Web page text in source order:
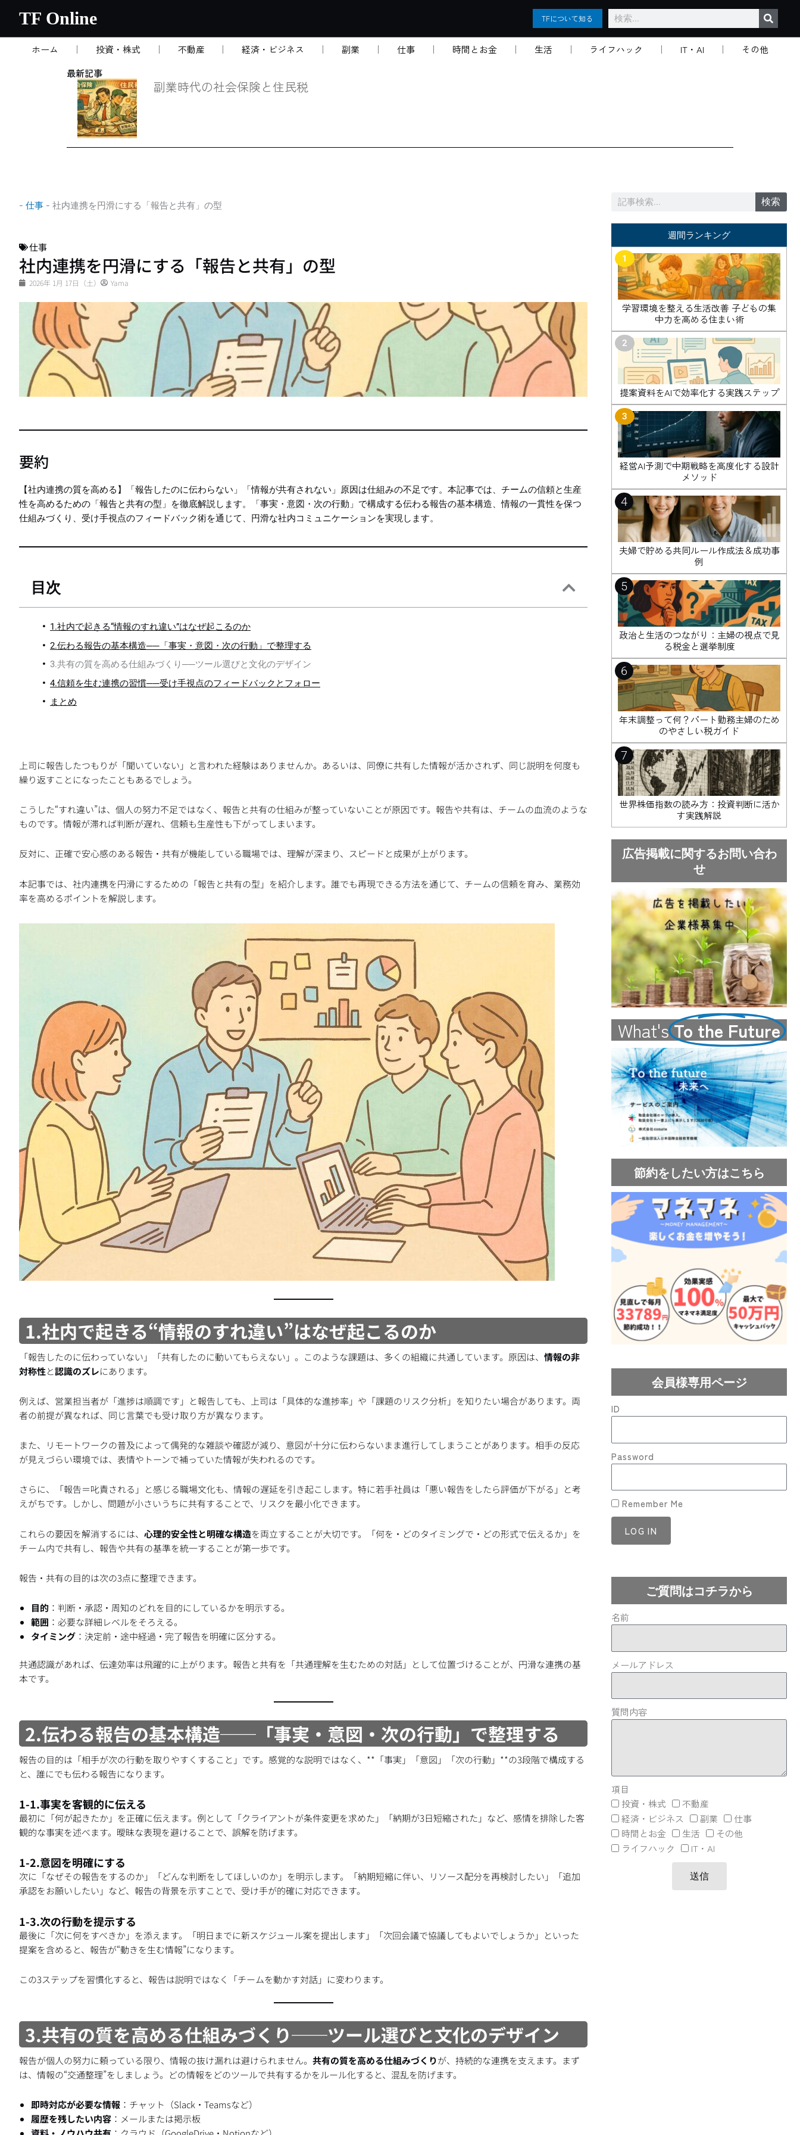
を
TF Online TFについて知る
検
索
ホーム 投資・株式 不動産 経済・ビジネス 副業 仕事 時間とお金 生活 ライフハック IT・AI
その他
最新記事
副業時代の社会保険と住民税
- 仕事 - 社内連携を円滑にする「報告と共有」の型
仕事
社内連携を円滑にする「報告と共有」の型
2026年 1月 17日（土） Yama
要約
【社内連携の質を高める】「報告したのに伝わらない」「情報が共有されない」原因は仕組みの不足です。本記事では、チームの信頼と生産
性を高めるための「報告と共有の型」を徹底解説します。「事実・意図・次の行動」で構成する伝わる報告の基本構造、情報の一貫性を保つ
仕組みづくり、受け手視点のフィードバック術を通じて、円滑な社内コミュニケーションを実現します。
目次
1.社内で起きる“情報のすれ違い”はなぜ起こるのか
2.伝わる報告の基本構造──「事実・意図・次の行動」で整理する
3.共有の質を高める仕組みづくり──ツール選びと文化のデザイン
4.信頼を生む連携の習慣──受け手視点のフィードバックとフォロー
まとめ
上司に報告したつもりが「聞いていない」と言われた経験はありませんか。あるいは、同僚に共有した情報が活かされず、同じ説明を何度も
繰り返すことになったこともあるでしょう。
こうした“すれ違い”は、個人の努力不足ではなく、報告と共有の仕組みが整っていないことが原因です。報告や共有は、チームの血流のような
ものです。情報が滞れば判断が遅れ、信頼も生産性も下がってしまいます。
反対に、正確で安心感のある報告・共有が機能している職場では、理解が深まり、スピードと成果が上がります。
本記事では、社内連携を円滑にするための「報告と共有の型」を紹介します。誰でも再現できる方法を通じて、チームの信頼を育み、業務効
率を高めるポイントを解説します。
1.社内で起きる“情報のすれ違い”はなぜ起こるのか
「報告したのに伝わっていない」「共有したのに動いてもらえない」。このような課題は、多くの組織に共通しています。原因は、 情報の非
対称性と認識のズレにあります。
例えば、営業担当者が「進捗は順調です」と報告しても、上司は「具体的な進捗率」や「課題のリスク分析」を知りたい場合があります。両
者の前提が異なれば、同じ言葉でも受け取り方が異なります。
また、リモートワークの普及によって偶発的な雑談や確認が減り、意図が十分に伝わらないまま進行してしまうことがあります。相手の反応
が見えづらい環境では、表情やトーンで補っていた情報が失われるのです。
さらに、「報告＝叱責される」と感じる職場文化も、情報の遅延を引き起こします。特に若手社員は「悪い報告をしたら評価が下がる」と考
えがちです。しかし、問題が小さいうちに共有することで、リスクを最小化できます。
これらの要因を解消するには、 心理的安全性と明確な構造を両立することが大切です。「何を・どのタイミングで・どの形式で伝えるか」を
チーム内で共有し、報告や共有の基準を統一することが第一歩です。
報告・共有の目的は次の3点に整理できます。
目的 ：判断・承認・周知のどれを目的にしているかを明示する。
範囲 ：必要な詳細レベルをそろえる。
タイミング ：決定前・途中経過・完了報告を明確に区分する。
共通認識があれば、伝達効率は飛躍的に上がります。報告と共有を「共通理解を生むための対話」として位置づけることが、円滑な連携の基
本です。
2.伝わる報告の基本構造──「事実・意図・次の行動」で整理する
報告の目的は「相手が次の行動を取りやすくすること」です。感覚的な説明ではなく、**「事実」「意図」「次の行動」**の3段階で構成する
と、誰にでも伝わる報告になります。
1-1.事実を客観的に伝える
最初に「何が起きたか」を正確に伝えます。例として「クライアントが条件変更を求めた」「納期が3日短縮された」など、感情を排除した客
観的な事実を述べます。曖昧な表現を避けることで、誤解を防げます。
1-2.意図を明確にする
次に「なぜその報告をするのか」「どんな判断をしてほしいのか」を明示します。「納期短縮に伴い、リソース配分を再検討したい」「追加
承認をお願いしたい」など、報告の背景を示すことで、受け手が的確に対応できます。
1-3.次の行動を提示する
最後に「次に何をすべきか」を添えます。「明日までに新スケジュール案を提出します」「次回会議で協議してもよいでしょうか」といった
提案を含めると、報告が“動きを生む情報”になります。
この3ステップを習慣化すると、報告は説明ではなく「チームを動かす対話」に変わります。
3.共有の質を高める仕組みづくり──ツール選びと文化のデザイン
報告が個人の努力に頼っている限り、情報の抜け漏れは避けられません。 共有の質を高める仕組みづくりが、持続的な連携を支えます。まず
は、情報の“交通整理”をしましょう。どの情報をどのツールで共有するかをルール化すると、混乱を防げます。
即時対応が必要な情報 ：チャット（Slack・Teamsなど）
履歴を残したい内容 ：メールまたは掲示板
検
検索
週間ランキング
1
学習環境を整える生活改善 子どもの集
中力を高める住まい術
2
提案資料をAIで効率化する実践ステップ
3
経営AI予測で中期戦略を高度化する設計
メソッド
4
夫婦で貯める共同ルール作成法＆成功事
例
5
政治と生活のつながり：主婦の視点で見
る税金と選挙制度
6
年末調整って何？パート勤務主婦のため
のやさしい税ガイド
7
世界株価指数の読み方：投資判断に活か
す実践解説
広告掲載に関するお問い合わ
せ
What'sTo the Future
節約をしたい方はこちら
会員様専用ページ
ID
Password
Remember Me
LOG IN
ご質問はコチラから
名前
メールアドレス
質問内容
項目
投資・株式
不動産
経済・ビジネス
副業
仕事
時間とお金
生活
その他
ライフハック
IT・AI
送信